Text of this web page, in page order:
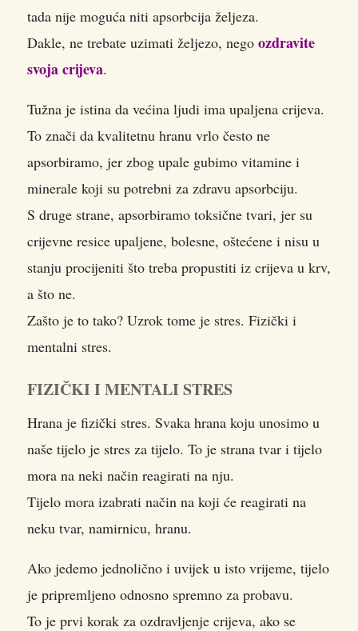
tada nije moguća niti apsorbcija željeza.
Dakle, ne trebate uzimati željezo, nego ozdravite
svoja crijeva.
Tužna je istina da većina ljudi ima upaljena crijeva.
To znači da kvalitetnu hranu vrlo često ne
apsorbiramo, jer zbog upale gubimo vitamine i
minerale koji su potrebni za zdravu apsorbciju.
S druge strane, apsorbiramo toksične tvari, jer su
crijevne resice upaljene, bolesne, oštećene i nisu u
stanju procijeniti što treba propustiti iz crijeva u krv,
a što ne.
Zašto je to tako? Uzrok tome je stres. Fizički i
mentalni stres.
FIZIČKI I MENTALI STRES
Hrana je fizički stres. Svaka hrana koju unosimo u
naše tijelo je stres za tijelo. To je strana tvar i tijelo
mora na neki način reagirati na nju.
Tijelo mora izabrati način na koji će reagirati na
neku tvar, namirnicu, hranu.
Ako jedemo jednolično i uvijek u isto vrijeme, tijelo
je pripremljeno odnosno spremno za probavu.
To je prvi korak za ozdravljenje crijeva, ako se